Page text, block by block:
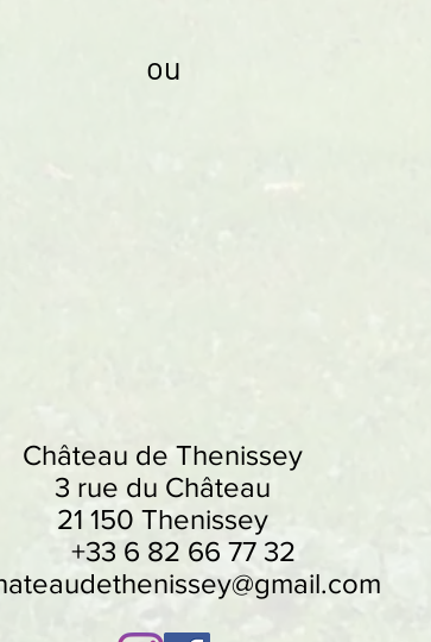
ou
Château de Thenissey
3 rue du Château
21 150 Thenissey
+33 6 82 66 77 32